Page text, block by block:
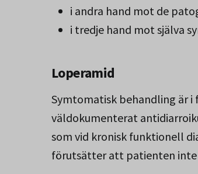
i andra hand mot de
i tredje hand mot själva
Loperamid
Symtomatisk behandling är
väldokumenterat
som vid kronisk funktionell
förutsätter att patienten inte